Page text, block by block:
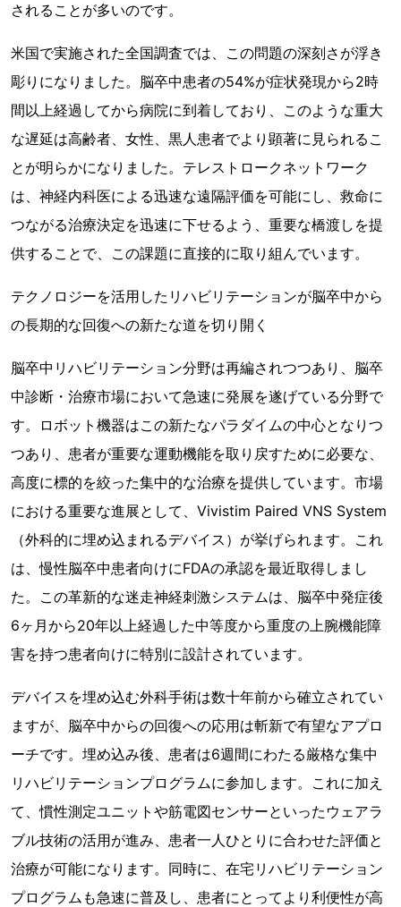
されることが多いのです。
米国で実施された全国調査では、この問題の深刻さが浮き
彫りになりました。脳卒中患者の54%が症状発現から2時
間以上経過してから病院に到着しており、このような重大
な遅延は高齢者、女性、黒人患者でより顕著に見られるこ
とが明らかになりました。テレストロークネットワーク
は、神経内科医による迅速な遠隔評価を可能にし、救命に
つながる治療決定を迅速に下せるよう、重要な橋渡しを提
供することで、この課題に直接的に取り組んでいます。
テクノロジーを活用したリハビリテーションが脳卒中から
の長期的な回復への新たな道を切り開く
脳卒中リハビリテーション分野は再編されつつあり、脳卒
中診断・治療市場において急速に発展を遂げている分野で
す。ロボット機器はこの新たなパラダイムの中心となりつ
つあり、患者が重要な運動機能を取り戻すために必要な、
高度に標的を絞った集中的な治療を提供しています。市場
における重要な進展として、Vivistim Paired VNS System
（外科的に埋め込まれるデバイス）が挙げられます。これ
は、慢性脳卒中患者向けにFDAの承認を最近取得しまし
た。この革新的な迷走神経刺激システムは、脳卒中発症後
6ヶ月から20年以上経過した中等度から重度の上腕機能障
害を持つ患者向けに特別に設計されています。
デバイスを埋め込む外科手術は数十年前から確立されてい
ますが、脳卒中からの回復への応用は斬新で有望なアプロ
ーチです。埋め込み後、患者は6週間にわたる厳格な集中
リハビリテーションプログラムに参加します。これに加え
て、慣性測定ユニットや筋電図センサーといったウェアラ
ブル技術の活用が進み、患者一人ひとりに合わせた評価と
治療が可能になります。同時に、在宅リハビリテーション
プログラムも急速に普及し、患者にとってより利便性が高